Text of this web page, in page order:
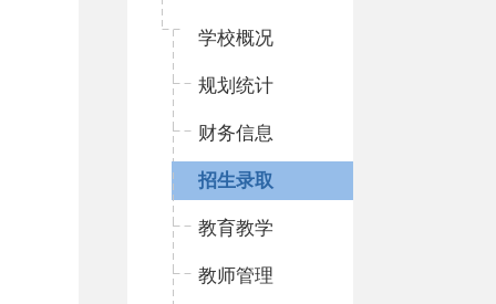
学校概况
规划统计
财务信息
招生录取
教育教学
教师管理